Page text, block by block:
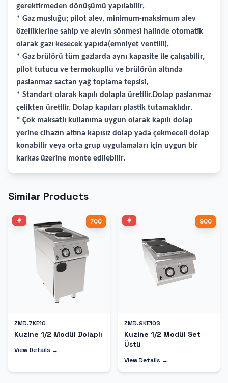
gerektirmeden dönüşümü yapılabilir,
* Gaz musluğu; pilot alev, minimum-maksimum alev
özelliklerine sahip ve alevin sönmesi halinde otomatik
olarak gazı kesecek yapıda(emniyet ventilli),
* Gaz brülörü tüm gazlarda aynı kapasite ile çalışabilir,
pilot tutucu ve termokupllu ve brülörün altında
paslanmaz sactan yağ toplama tepsisi,
* Standart olarak kapılı dolapla üretilir.Dolap paslanmaz
çelikten üretilir. Dolap kapıları plastik tutamaklıdır.
* Çok maksatlı kullanıma uygun olarak kapılı dolap
yerine cihazın altına kapısız dolap yada çekmeceli dolap
konabilir veya orta grup uygulamaları için uygun bir
karkas üzerine monte edilebilir.
Similar Products
700
ZMD.7KE10
Kuzine 1/2 Modül Dolaplı
View Details →
900
ZMD.9KE10S
Kuzine 1/2 Modül Set
Üstü
View Details →